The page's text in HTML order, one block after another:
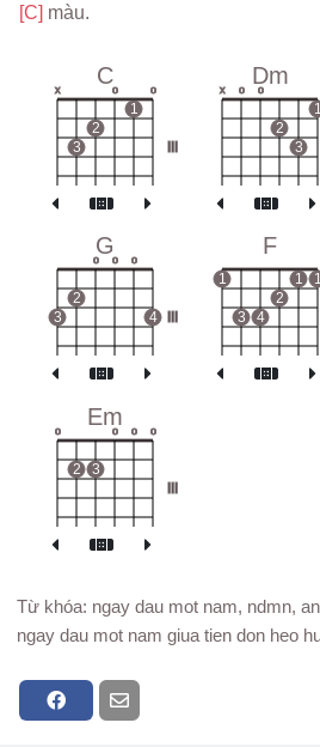
[C] màu.
C
x
3
2
o
1
o
Dm
x o o
2
3
1
G
3
2
o o o
4
F
1
3 4
2
1 1
Em
o
2 3
o o o
Từ khóa: ngay dau mot nam, ndmn,
ngay dau mot nam giua tien don heo